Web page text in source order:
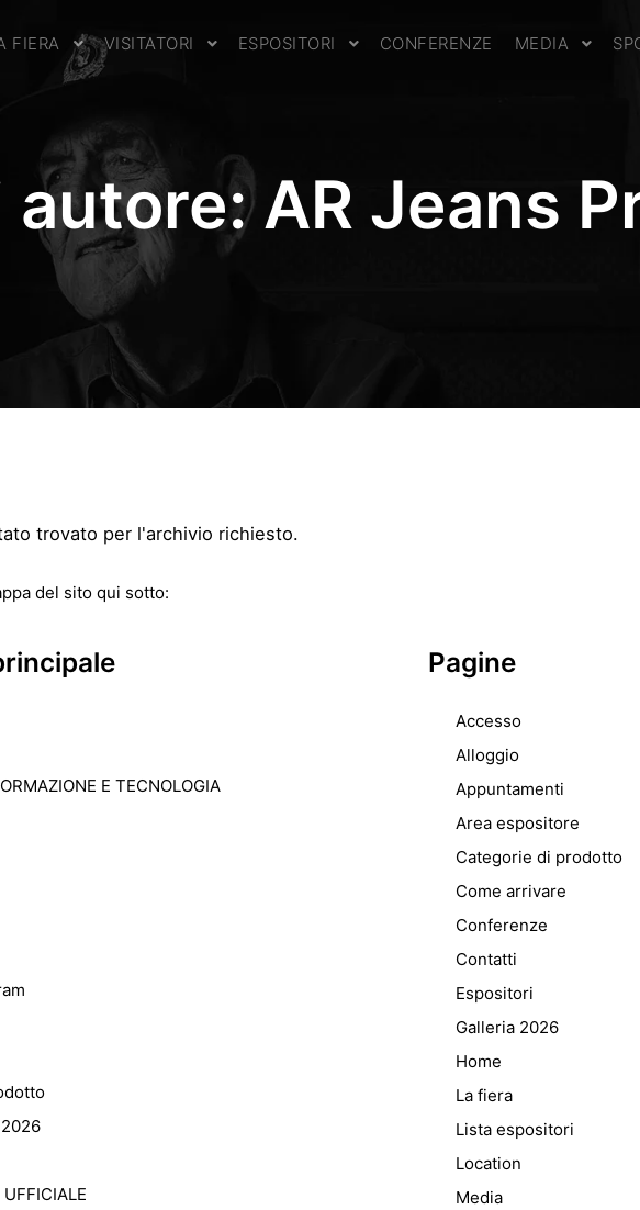
FIERA VISITATORI ESPOSITORI CONFERENZE MEDIA
autore:AR Jeans
trovato per l'archivio richiesto.
del sito qui sotto:
E TECNOLOGIA
UFFICIALE
Pagine
Accesso
Alloggio
Appuntamenti
Area espositore
Categorie di prodotto
Come arrivare
Conferenze
Contatti
Espositori
Galleria 2026
Home
La fiera
Lista espositori
Location
Media